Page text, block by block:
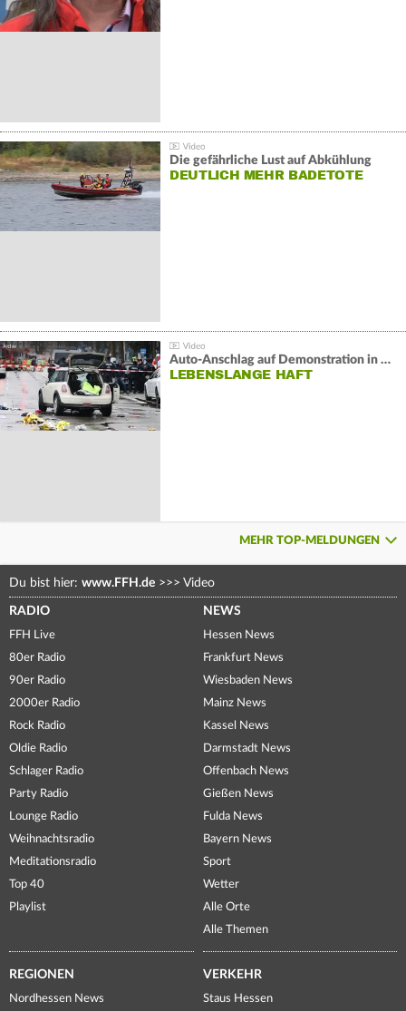
Die gefährliche Lust auf Abkühlung
DEUTLICH MEHR BADETOTE
Auto-Anschlag auf Demonstration in München:
LEBENSLANGE HAFT
MEHR TOP-MELDUNGEN
Du bist hier: www.FFH.de >>> Video
RADIO
FFH Live
80er Radio
90er Radio
2000er Radio
Rock Radio
Oldie Radio
Schlager Radio
Party Radio
Lounge Radio
Weihnachtsradio
Meditationsradio
Top 40
Playlist
NEWS
Hessen News
Frankfurt News
Wiesbaden News
Mainz News
Kassel News
Darmstadt News
Offenbach News
Gießen News
Fulda News
Bayern News
Sport
Wetter
Alle Orte
Alle Themen
REGIONEN
Nordhessen News
VERKEHR
Staus Hessen